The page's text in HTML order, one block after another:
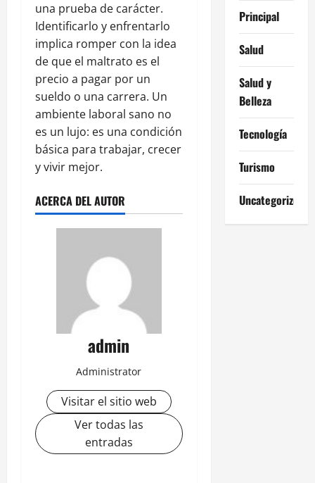
una prueba de carácter.
Identificarlo y enfrentarlo
implica romper con la idea
de que el maltrato es el
precio a pagar por un
sueldo o una carrera. Un
ambiente laboral sano no
es un lujo: es una condición
básica para trabajar, crecer
y vivir mejor.
ACERCA DEL AUTOR
admin
Administrator
Visitar el sitio web
Ver todas las
entradas
Principal
Salud
Salud y
Belleza
Tecnología
Turismo
Uncategorized